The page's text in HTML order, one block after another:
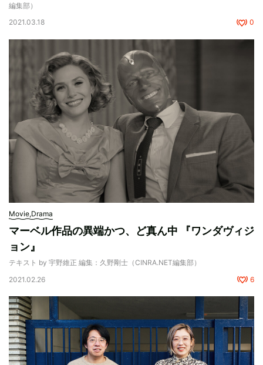
編集部）
2021.03.18
0
Movie,Drama
マーベル作品の異端かつ、ど真ん中 『ワンダヴィジ
ョン』
テキスト by 宇野維正 編集：久野剛士（CINRA.NET編集部）
2021.02.26
6